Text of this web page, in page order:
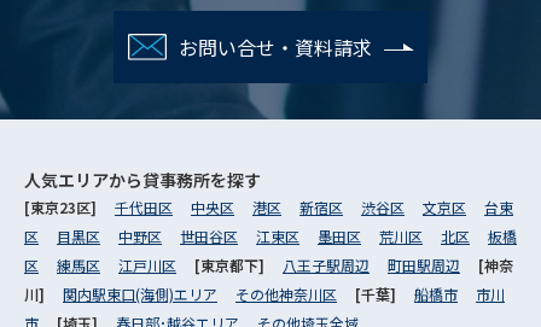
お問い合せ・資料請求
人気エリアから貸事務所を探す
[東京23区] 千代田区 中央区 港区 新宿区 渋谷区 文京区
台東
区
目黒区 中野区 世田谷区 江東区 墨田区 荒川区 北区
板橋
区
練馬区 江戸川区 [東京都下] 八王子駅周辺 町田駅周辺
[神奈
川] 関内駅東口(海側)エリア その他神奈川区 [千葉] 船橋市
市川
市
[埼玉] 春日部･越谷エリア その他埼玉全域